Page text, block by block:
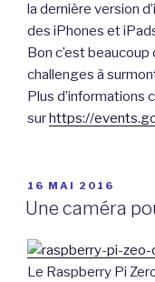
la dernière version
des iPhones et
Bon c’est
challenges à
Plus d’informations
surhttps://
PUBLIÉ
LE
16 MAI 2016
Une caméra
Le Raspberry Pi